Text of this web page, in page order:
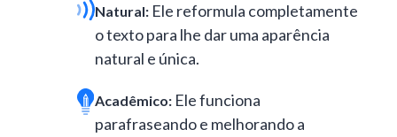
Natural: Ele reformula completamente
o texto para lhe dar uma aparência
natural e única.
Acadêmico: Ele funciona
parafraseando e melhorando a